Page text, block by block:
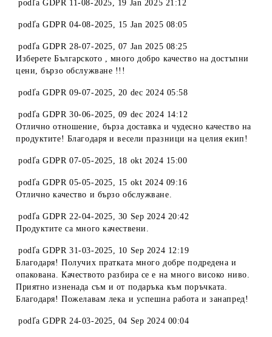
podľaGDPR 11-08-2025, 19 Jan 2025 21:12
podľaGDPR 04-08-2025, 15 Jan 2025 08:05
podľaGDPR 28-07-2025, 07 Jan 2025 08:25
Изберете Българското , много добро качество на достъпни
цени, бързо обслужване !!!
podľaGDPR 09-07-2025, 20 dec 2024 05:58
podľaGDPR 30-06-2025, 09 dec 2024 14:12
Отлично отношение, бърза доставка и чудесно качество на
продуктите! Благодаря и весели празници на целия екип!
podľaGDPR 07-05-2025, 18 okt 2024 15:00
podľaGDPR 05-05-2025, 15 okt 2024 09:16
Отлично качество и бързо обслужване.
podľaGDPR 22-04-2025, 30 Sep 2024 20:42
Продуктите са много качествени.
podľaGDPR 31-03-2025, 10 Sep 2024 12:19
Благодаря! Получих пратката много добре подредена и
опакована. Качеството разбира се е на много високо ниво.
Приятно изненада съм и от подаръка към поръчката.
Благодаря! Пожелавам лека и успешна работа и занапред!
podľaGDPR 24-03-2025, 04 Sep 2024 00:04